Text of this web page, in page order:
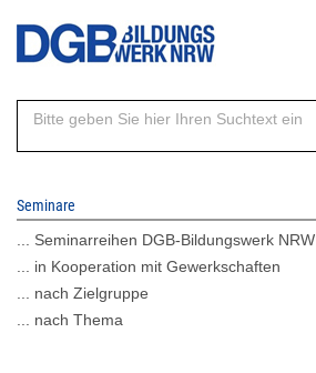
Direkt
Inhalt
Seminare
... Seminarreihen DGB-Bildungswerk NRW
... in Kooperation mit Gewerkschaften
... nach Zielgruppe
... nach Thema